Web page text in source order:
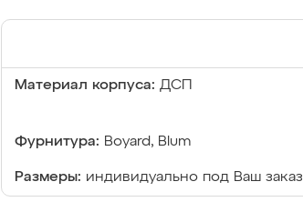
Материал корпуса: ДСП
Фурнитура: Boyard, Blum
Размеры: индивидуально под Ваш заказ